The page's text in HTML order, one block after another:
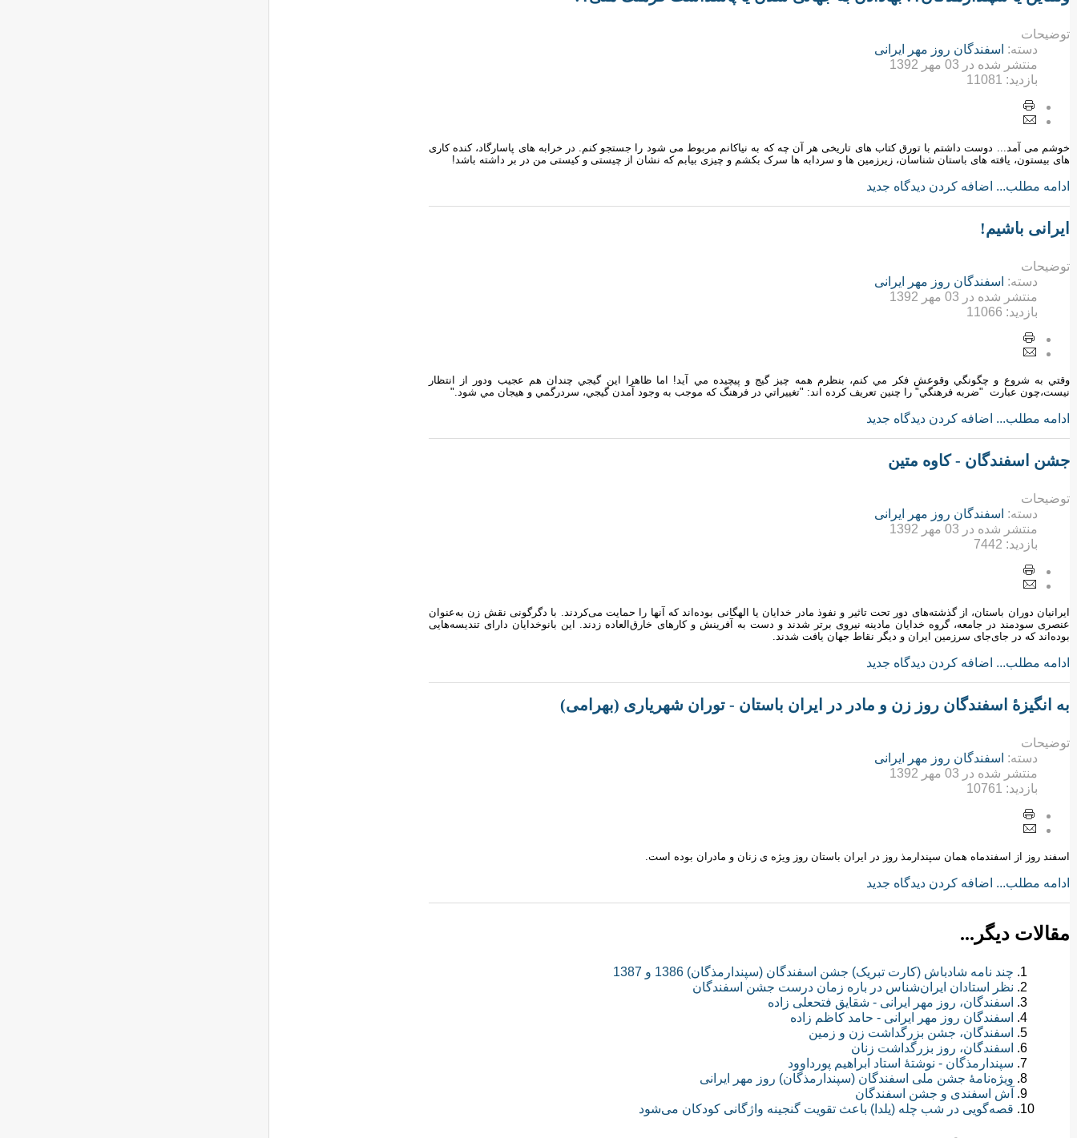
توضیحات
دسته: اسفندگان روز مهر ایرانی
منتشر شده در 03 مهر 1392
بازدید: 11081
خوشم می آمد... دوست داشتم با تورق کتاب های تاریخی هر آن چه که به نیاکانم مربوط می شود را جستجو کنم. در خرابه های پاسارگاد، کنده کاری
های بیستون، یافته های باستان شناسان، زیرزمین ها و سردابه ها سرک بکشم و چیزی بیابم که نشان از چیستی و کیستی من در بر داشته باشد!
ادامه مطلب... اضافه کردن دیدگاه جدید
ایرانی باشیم!
توضیحات
دسته: اسفندگان روز مهر ایرانی
منتشر شده در 03 مهر 1392
بازدید: 11066
وقتي به شروع و چگونگي وقوعش فكر مي كنم، بنظرم همه چيز گيج و پيچيده مي آيد! اما ظاهرا اين گيجي چندان هم عجيب ودور از انتظار
نيست،چون عبارت "ضربه فرهنگي" را چنين تعريف كرده اند: "تغييراتي در فرهنگ كه موجب به وجود آمدن گيجي، سردرگمي و هيجان مي شود."
ادامه مطلب... اضافه کردن دیدگاه جدید
جشن اسفندگان - کاوه متین
توضیحات
دسته: اسفندگان روز مهر ایرانی
منتشر شده در 03 مهر 1392
بازدید: 7442
ایرانیان دوران باستان، از گذشته‌های دور تحت تاثیر و نفوذ مادر خدایان یا الهگانی بوده‌اند که آنها را حمایت می‌کردند. با دگرگونی نقش زن به‌عنوان
عنصری سودمند در جامعه، گروه خدایان مادینه نیروی برتر شدند و دست به آفرینش و کارهای خارق‌العاده زدند. این بانوخدایان دارای تندیسه‌هایی
بوده‌اند که در جای‌جای سرزمین ایران و دیگر نقاط جهان یافت شدند.
ادامه مطلب... اضافه کردن دیدگاه جدید
به انگیزۀ اسفندگان روز زن و مادر در ایران باستان - توران شهریاری (بهرامی)
توضیحات
دسته: اسفندگان روز مهر ایرانی
منتشر شده در 03 مهر 1392
بازدید: 10761
اسفند روز از اسفندماه همان سپندارمذ روز در ایران باستان روز ویژه ی زنان و مادران بوده است.
ادامه مطلب... اضافه کردن دیدگاه جدید
مقالات دیگر...
چند نامه شادباش (کارت تبریک) جشن اسفندگان (سپندارمذگان) 1386 و 1387
نظر استادان ایران‌شناس در باره زمان درست جشن اسفندگان
اسفندگان، روز مهر ایرانی - شقایق فتحعلی زاده
اسفندگان روز مهر ایرانی - حامد کاظم زاده
اسفندگان، جشن بزرگداشت زن و زمین
اسفندگان، روز بزرگداشت زنان
سپندارمذگان - نوشتۀ استاد ابراهیم پورداوود
ویژه‌نامهٔ جشن ملی اسفندگان (سپندارمذگان) روز مهر ایرانی
آش اسفندی و جشن اسفندگان
قصه‌گویی در شب چله (یلدا) باعث تقویت گنجینه واژگانی کودکان می‌شود